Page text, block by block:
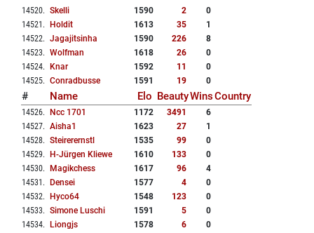
14520. Skelli 1590 2
0
14521 . Holdit 1613 35
1
14522. Jagajitsinha 1590 226
8
14523. Wolfman 1618 26
0
14524. Knar 1592 11
0
14525. Conradbusse 1591 19 0
# Name Elo BeautyWinsCountry
14526. Ncc 1701 1172 3491
6
14527. Aisha1 1623 27
1
14528. Steirerernstl 1535 99
0
14529. H-Jürgen Kliewe 1610 133
0
14530. Magikchess 1617 96
4
14531 . Densei 1577 4
0
14532. Hyco64 1548 123
0
14533. Simone Luschi 1591 5
0
14534. Liongjs 1578 6
0